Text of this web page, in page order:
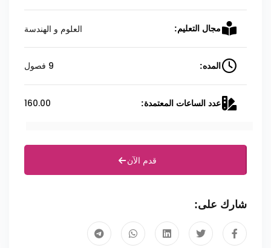
مجال التعليم: العلوم و الهندسة
المده: 9 فصول
عدد الساعات المعتمدة: 160.00
قدم الآن
شارك على: